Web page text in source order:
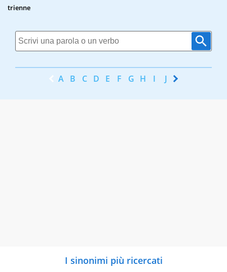
trienne
A B C D E F G H I J K
I sinonimi più ricercati